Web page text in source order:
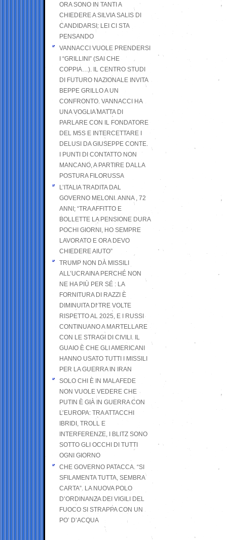
ORA SONO IN TANTI A
CHIEDERE A SILVIA SALIS DI
CANDIDARSI: LEI CI STA
PENSANDO
VANNACCI VUOLE PRENDERSI
I “GRILLINI” (SAI CHE
COPPIA…). IL CENTRO STUDI
DI FUTURO NAZIONALE INVITA
BEPPE GRILLO A UN
CONFRONTO. VANNACCI HA
UNA VOGLIA MATTA DI
PARLARE CON IL FONDATORE
DEL M5S E INTERCETTARE I
DELUSI DA GIUSEPPE CONTE.
I PUNTI DI CONTATTO NON
MANCANO, A PARTIRE DALLA
POSTURA FILORUSSA
L’ITALIA TRADITA DAL
GOVERNO MELONI. ANNA , 72
ANNI; “TRA AFFITTO E
BOLLETTE LA PENSIONE DURA
POCHI GIORNI, HO SEMPRE
LAVORATO E ORA DEVO
CHIEDERE AIUTO”
TRUMP NON DÀ MISSILI
ALL’UCRAINA PERCHÉ NON
NE HA PIÙ PER SÉ : LA
FORNITURA DI RAZZI È
DIMINUITA DI TRE VOLTE
RISPETTO AL 2025, E I RUSSI
CONTINUANO A MARTELLARE
CON LE STRAGI DI CIVILI. IL
GUAIO È CHE GLI AMERICANI
HANNO USATO TUTTI I MISSILI
PER LA GUERRA IN IRAN
SOLO CHI È IN MALAFEDE
NON VUOLE VEDERE CHE
PUTIN È GIÀ IN GUERRA CON
L’EUROPA: TRA ATTACCHI
IBRIDI, TROLL E
INTERFERENZE, I BLITZ SONO
SOTTO GLI OCCHI DI TUTTI
OGNI GIORNO
CHE GOVERNO PATACCA. “SI
SFILAMENTA TUTTA, SEMBRA
CARTA”. LA NUOVA POLO
D’ORDINANZA DEI VIGILI DEL
FUOCO SI STRAPPA CON UN
PO’ D’ACQUA